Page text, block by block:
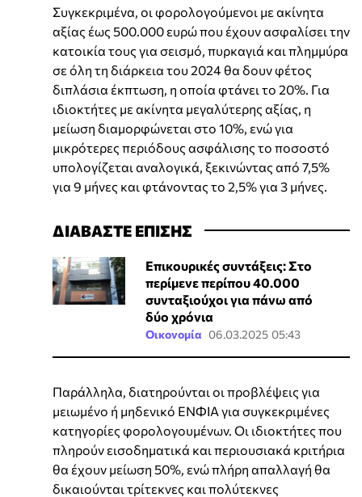
Συγκεκριμένα, οι φορολογούμενοι με ακίνητα
αξίας έως 500.000 ευρώ που έχουν ασφαλίσει την
κατοικία τους για σεισμό, πυρκαγιά και πλημμύρα
σε όλη τη διάρκεια του 2024 θα δουν φέτος
διπλάσια έκπτωση, η οποία φτάνει το 20%. Για
ιδιοκτήτες με ακίνητα μεγαλύτερης αξίας, η
μείωση διαμορφώνεται στο 10%, ενώ για
μικρότερες περιόδους ασφάλισης το ποσοστό
υπολογίζεται αναλογικά, ξεκινώντας από 7,5%
για 9 μήνες και φτάνοντας το 2,5% για 3 μήνες.
ΔΙΑΒΑΣΤΕ ΕΠΙΣΗΣ
Επικουρικές συντάξεις: Στο
περίμενε περίπου 40.000
συνταξιούχοι για πάνω από
δύο χρόνια
Οικονομία 06.03.2025 05:43
Παράλληλα, διατηρούνται οι προβλέψεις για
μειωμένο ή μηδενικό ΕΝΦΙΑ για συγκεκριμένες
κατηγορίες φορολογουμένων. Οι ιδιοκτήτες που
πληρούν εισοδηματικά και περιουσιακά κριτήρια
θα έχουν μείωση 50%, ενώ πλήρη απαλλαγή θα
δικαιούνται τρίτεκνες και πολύτεκνες